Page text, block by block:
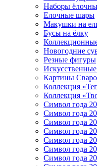
Наборы
Елочные шары
Макушки на
Бусы на ёлку
Новогодние
Резные фигуры
Картины
Коллекция
Коллекция
Символ года
Символ года
Символ года
Символ года
Символ года
Символ года
Символ года